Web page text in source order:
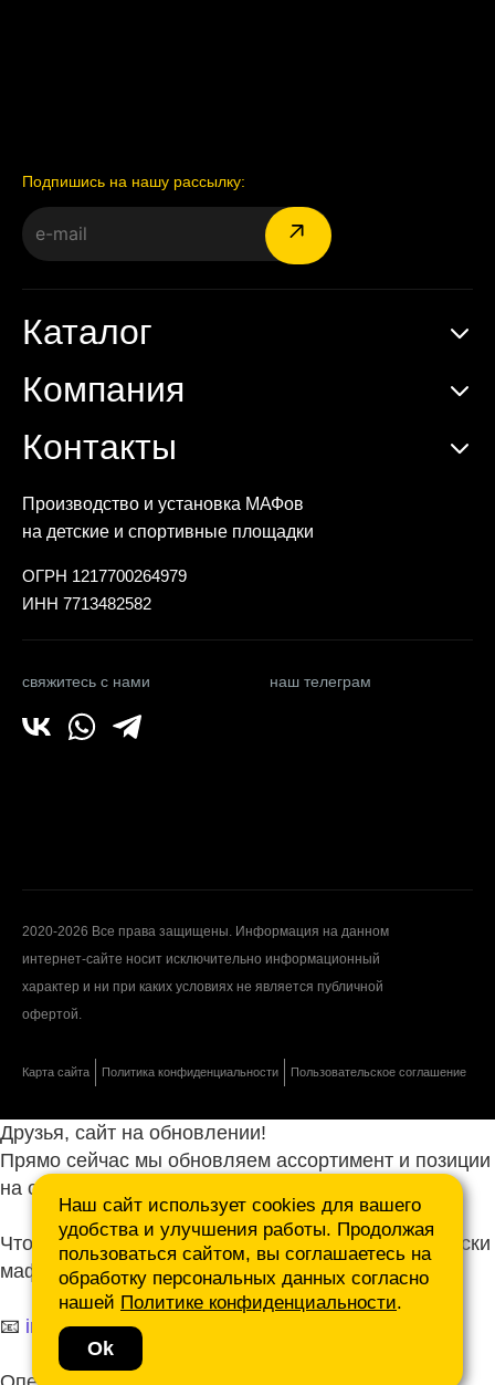
Подпишись на нашу рассылку:
Производство и установка МАФов
на детские и спортивные площадки
ОГРН 1217700264979
ИНН 7713482582
свяжитесь с нами наш телеграм
Каталог
Компания
Контакты
2020-2026 Все права защищены. Информация на данном
интернет-сайте носит исключительно информационный
характер и ни при каких условиях не является публичной
офертой.
Карта сайта Политика конфиденциальности Пользовательское соглашение
Наш сайт использует cookies для вашего
удобства и улучшения работы. Продолжая
пользоваться сайтом, вы соглашаетесь на
обработку персональных данных согласно
нашей Политике конфиденциальности.
Ok
Друзья, сайт на обновлении!
Прямо сейчас мы обновляем ассортимент и позиции
на сайте.
Чтобы не ждать, присылайте ваши запросы и списки
маф нам на почту.
📧 info@mafmasterfibre.ru